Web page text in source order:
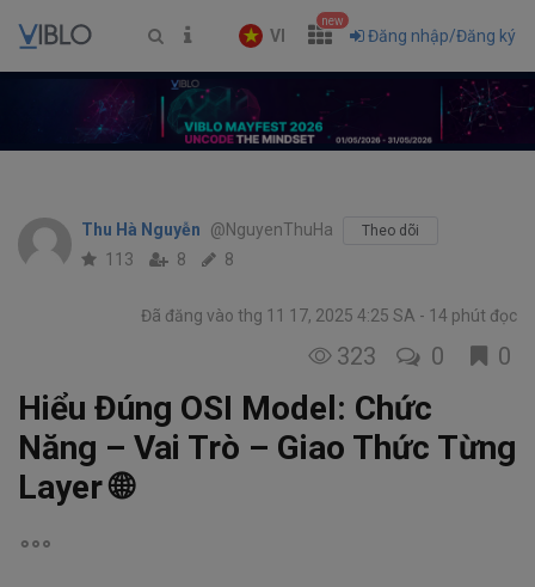
VI
new
Đăng nhập/Đăng ký
Thu Hà Nguyễn @NguyenThuHa Theo dõi
113 8 8
Đã đăng vào thg 11 17, 2025 4:25 SA 14 phút đọc
323 0 0
Hiểu Đúng OSI Model: Chức
Năng – Vai Trò – Giao Thức Từng
Layer 🌐